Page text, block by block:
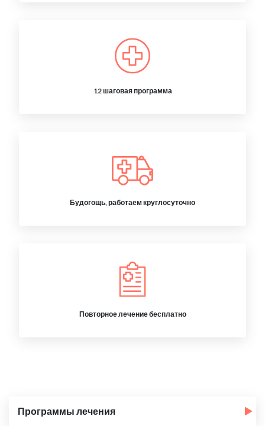
12 шаговая программа
Будогощь, работаем круглосуточно
Повторное лечение бесплатно
Программы лечения